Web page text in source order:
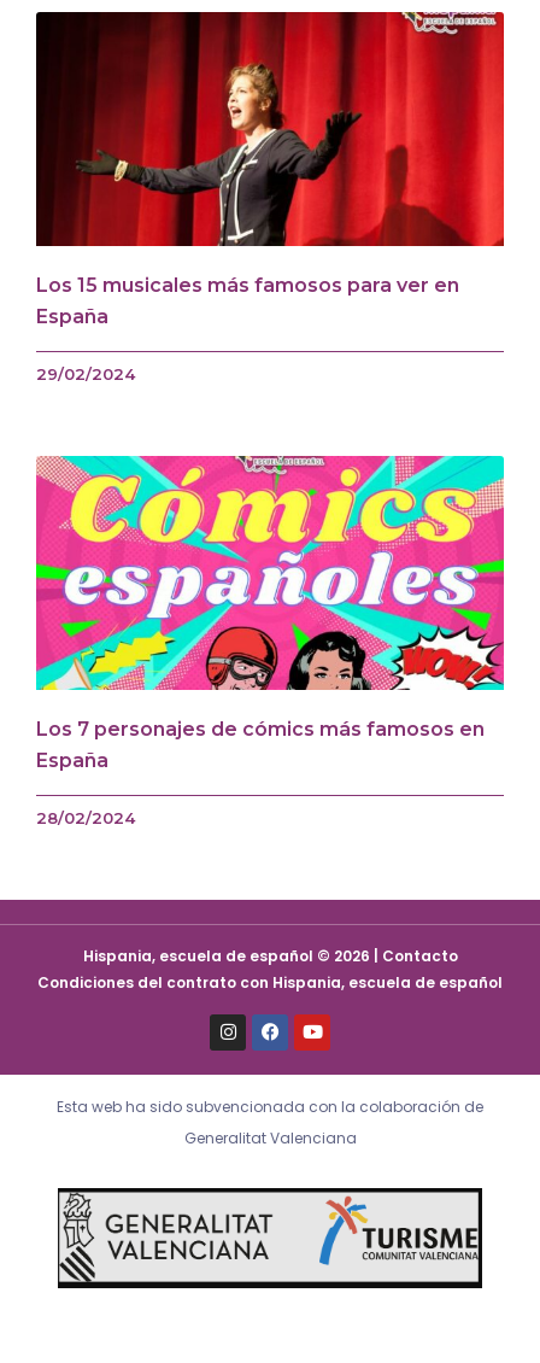
Los 15 musicales más famosos para ver en
España
29/02/2024
Los 7 personajes de cómics más famosos en
España
28/02/2024
Hispania, escuela de español © 2026 | Contacto
Condiciones del contrato con Hispania, escuela de español
I
n
s
t
g
r
a
F
a
c
e
o
o
k
Y
o
u
t
b
e
Esta web ha sido subvencionada con la colaboración de
Generalitat Valenciana